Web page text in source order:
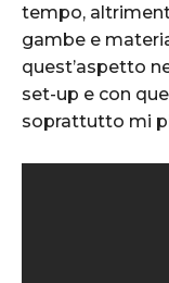
tempo,
gambe e
quest’aspetto
set-up e con
soprattutto mi